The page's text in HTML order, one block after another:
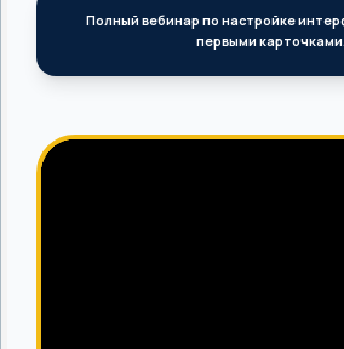
Полный вебинар по настройке
первыми карточками.